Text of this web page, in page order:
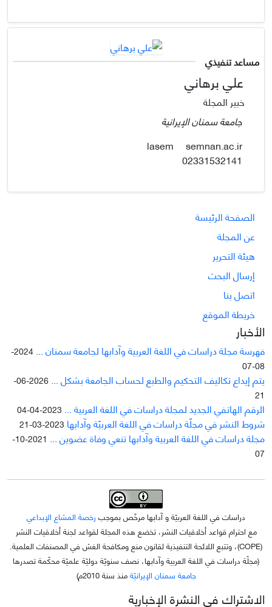
مساعد تنفيذي
علي برهاني
خبير المجلة
جامعة سمنان الإيرانية
lasem
semnan.ac.ir
الصفحة الرئيسة
عن المجلة
هيئة التحرير
إرسال البحث
اتصل بنا
خريطة الموقع
الأخبار
فهرسة مجلة دراسات في اللغة العربية وآدابها لجامعة سمنان ...
2024-
08-07
يتم إيداع تکاليف التحکيم والطبع لحساب الجامعة بشکل ...
2026-06-
21
الرقم الهاتفي الجديد لمجلة دراسات في اللغة العربية ... 2023-04-04
شروط النشر في مجلّة دراسات في اللغة العربيّة وآدابها 2023-03-21
مجلة دراسات في اللغة العربية وآدابها تنعي وفاة عضوين ...
2021-10-
07
دراسات في اللغة العربيّة و آدابها مرخّص بموجب رخصة المشاع الإبداعي
مع احترام قواعد أخلاقيات النشر، تخضع هذه المجلة لقواعد لجنة أخلاقيات النشر
(COPE)، وتتبع اللائحة التنفيذية لقانون منع ومكافحة الغش في المصنفات العلمية.
(مجلّة دراسات في اللغة العربية وآدابها، نصف سنويّة دوليّة علميّة محکّمة تصدرها
جامعة سمنان الإيرانيّةمنذ سنة 2010م)
الاشتراك في النشرة الإخبارية